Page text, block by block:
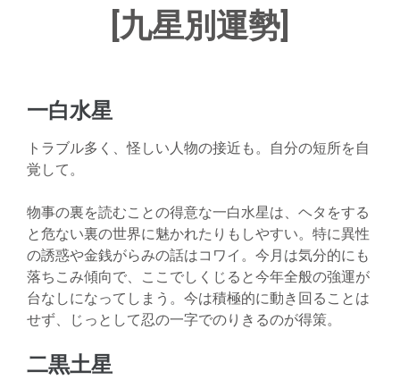
[九星別運勢]
一白水星
トラブル多く、怪しい人物の接近も。自分の短所を自
覚して。
物事の裏を読むことの得意な一白水星は、ヘタをする
と危ない裏の世界に魅かれたりもしやすい。特に異性
の誘惑や金銭がらみの話はコワイ。今月は気分的にも
落ちこみ傾向で、ここでしくじると今年全般の強運が
台なしになってしまう。今は積極的に動き回ることは
せず、じっとして忍の一字でのりきるのが得策。
二黒土星